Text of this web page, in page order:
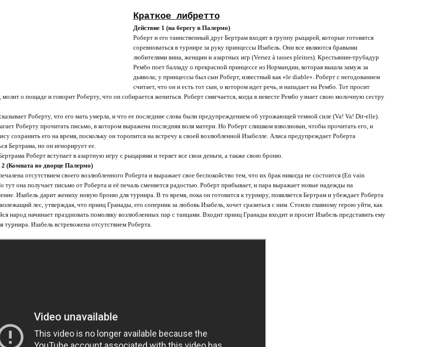
Краткое либретто
Действие 1 (на берегу в Палермо)
Роберт и его таинственный друг Бертрам входят в группу рыцарей, которые готовятся
соревноваться в турнире за руку принцессы Изабель. Они все являются бравыми
любителями вина, женщин и азартных игр (Versez à tasses pleines). Крестьянин-трубадур
Рембо поет балладу о прекрасной принцессе из Нормандии, которая вышла замуж за
дьявола; у принцессы был сын Роберт, известный как «le diable». Роберт с негодованием
считает, что он и есть тот сын, о котором идет речь, и нападает на Рембо. Тот просит
о пощаде и говорит Роберту, что он собирается жениться. Роберт смягчается, когда в невесте Рембо узнает свою молочную сестру
Роберту, что его мать умерла, и что ее последние слова были предупреждением об угрожающей темной силе (Va! Va! Dit-elle).
Роберту прочитать письмо, в котором выражена последняя воля матери. Но Роберт слишком взволнован, чтобы прочитать его, и
сохранить его на время, поскольку он торопится на встречу к своей возлюбленной Изабелле. Алиса предупреждает Роберта
Бертрама, но он игнорирует ее.
Роберт вступает в азартную игру с рыцарями и теряет все свои деньги, а также свою броню.
2 (Комната во дворце Палермо)
отсутствием своего возлюбленного Роберта и выражает свое беспокойство тем, что их брак никогда не состоится (En vain
тут она получает письмо от Роберта и её печаль сменяется радостью. Роберт прибывает, и пара выражает новые надежды на
Изабель дарит жениху новую броню для турнира. В то время, пока он готовится к турниру, появляется Бертрам и убеждает Роберта
лес, утверждая, что принц Гранады, его соперник за любовь Изабель, хочет сразиться с ним. Стоило главному герою уйти, как
народ начинает праздновать помолвку возлюбленных пар с танцами. Входит принц Гранады входит и просит Изабель представить ему
турнира. Изабель встревожена отсутствием Роберта.